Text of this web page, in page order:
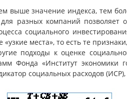
выше значение индекса, тем
разных компаний позволяет
социального
«узкие места», то есть те
подходы к оценке
Фонда «Институт экономики
социальных расходов